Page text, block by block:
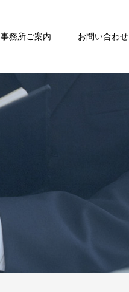
事務所ご案内 お問い合わせ